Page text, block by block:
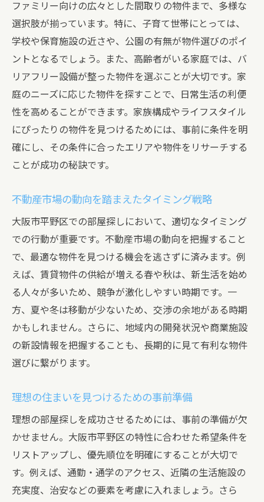
周辺環境と将来の利便性を考慮した選択
専門家の意見を取り入れた決定プロセス
平野区での部屋探しを成功させるための市場情
報の活用法
最新の不動産市場情報を得る方法
賃料の相場を理解してお得に賃借する
エリア別の人気物件のトレンド分析
市場動向を踏まえた交渉のテクニック
市場情報を活用した効果的な部屋探し
大阪市平野区の交通利便性を活かした部屋探し
主要駅からのアクセスを重視した選び方
通勤・通学に便利な立地の見極め方
公共交通機関の利用状況を確認するポイン
ト
交通利便性を最大限に活かした物件選び
日常の移動が快適になる周辺環境の選定
交通アクセスが生活に与える影響を考える
見つける
教育機関と子ども向け施設の充実度をチェ
ック
地域の医療施設の充実度を見極める
娯楽施設や公園の近隣環境の調査方法
ファミリー向けの広々とした間取りの物件まで、多様な
選択肢が揃っています。特に、子育て世帯にとっては、
学校や保育施設の近さや、公園の有無が物件選びのポイ
ントとなるでしょう。また、高齢者がいる家庭では、バ
リアフリー設備が整った物件を選ぶことが大切です。家
庭のニーズに応じた物件を探すことで、日常生活の利便
性を高めることができます。家族構成やライフスタイル
にぴったりの物件を見つけるためには、事前に条件を明
確にし、その条件に合ったエリアや物件をリサーチする
ことが成功の秘訣です。
不動産市場の動向を踏まえたタイミング戦略
大阪市平野区での部屋探しにおいて、適切なタイミング
での行動が重要です。不動産市場の動向を把握すること
で、最適な物件を見つける機会を逃さずに済みます。例
えば、賃貸物件の供給が増える春や秋は、新生活を始め
る人々が多いため、競争が激化しやすい時期です。一
方、夏や冬は移動が少ないため、交渉の余地がある時期
かもしれません。さらに、地域内の開発状況や商業施設
の新設情報を把握することも、長期的に見て有利な物件
選びに繋がります。
理想の住まいを見つけるための事前準備
理想の部屋探しを成功させるためには、事前の準備が欠
かせません。大阪市平野区の特性に合わせた希望条件を
リストアップし、優先順位を明確にすることが大切で
す。例えば、通勤・通学のアクセス、近隣の生活施設の
充実度、治安などの要素を考慮に入れましょう。さら